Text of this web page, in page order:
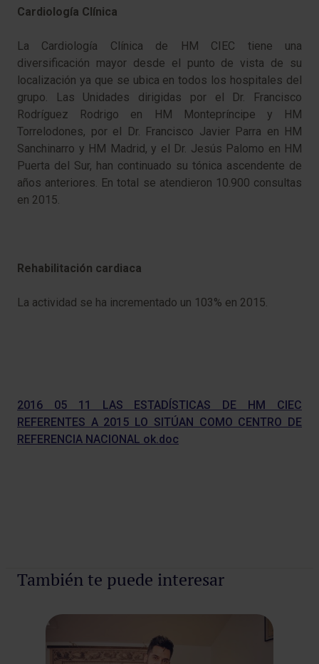
Cardiología Clínica
La Cardiología Clínica de HM CIEC tiene una
diversificación mayor desde el punto de vista de su
localización ya que se ubica en todos los hospitales del
grupo. Las Unidades dirigidas por el Dr. Francisco
Rodríguez Rodrigo en HM Montepríncipe y HM
Torrelodones, por el Dr. Francisco Javier Parra en HM
Sanchinarro y HM Madrid, y el Dr. Jesús Palomo en HM
Puerta del Sur, han continuado su tónica ascendente de
años anteriores. En total se atendieron 10.900 consultas
en 2015.
Rehabilitación cardiaca
La actividad se ha incrementado un 103% en 2015.
2016 05 11 LAS ESTADÍSTICAS DE HM CIEC
REFERENTES A 2015 LO SITÚAN COMO CENTRO DE
REFERENCIA NACIONAL ok.doc
También te puede interesar